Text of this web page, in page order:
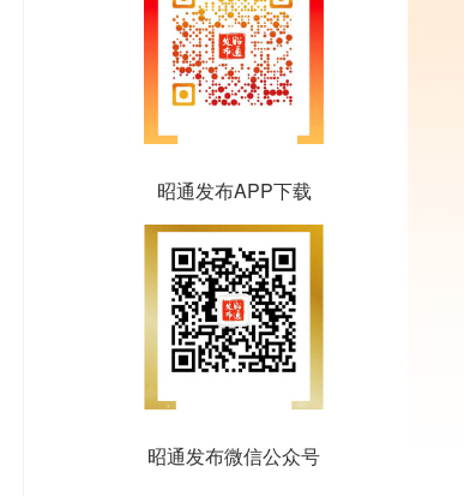
昭通发布APP下载
昭通发布微信公众号